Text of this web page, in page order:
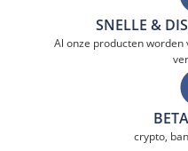
SNELLE &
Al onze producten worden
crypto,